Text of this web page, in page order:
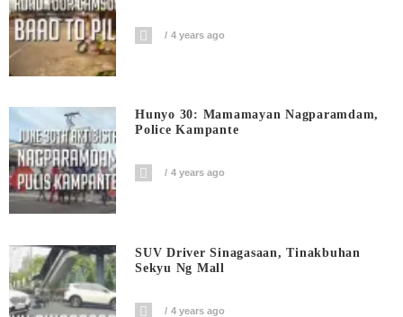
4 years ago
Hunyo 30: Mamamayan Nagparamdam,
Police Kampante
4 years ago
SUV Driver Sinagasaan, Tinakbuhan
Sekyu Ng Mall
4 years ago